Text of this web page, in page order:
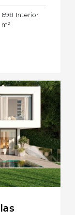
698
m²
Interior